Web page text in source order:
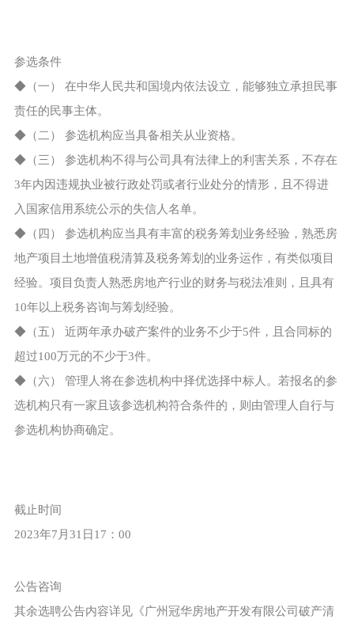
参选条件
◆（一） 在中华人民共和国境内依法设立，能够独立承担民事
责任的民事主体。
◆（二） 参选机构应当具备相关从业资格。
◆（三） 参选机构不得与公司具有法律上的利害关系，不存在
3年内因违规执业被行政处罚或者行业处分的情形，且不得进
入国家信用系统公示的失信人名单。
◆（四） 参选机构应当具有丰富的税务筹划业务经验，熟悉房
地产项目土地增值税清算及税务筹划的业务运作，有类似项目
经验。项目负责人熟悉房地产行业的财务与税法准则，且具有
10年以上税务咨询与筹划经验。
◆（五） 近两年承办破产案件的业务不少于5件，且合同标的
超过100万元的不少于3件。
◆（六） 管理人将在参选机构中择优选择中标人。若报名的参
选机构只有一家且该参选机构符合条件的，则由管理人自行与
参选机构协商确定。
截止时间
2023年7月31日17：00
公告咨询
其余选聘公告内容详见《广州冠华房地产开发有限公司破产清